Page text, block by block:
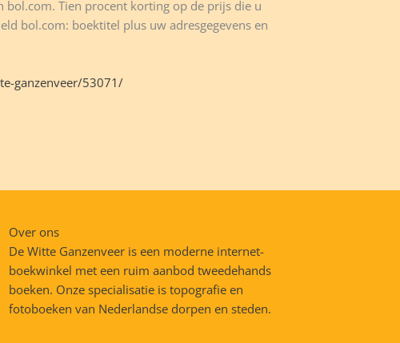
bol.com. Tien procent korting op de prijs die u
bol.com: boektitel plus uw adresgegevens en
ganzenveer/53071/
Over ons
De Witte Ganzenveer is een moderne internet-
boekwinkel met een ruim aanbod tweedehands
boeken. Onze specialisatie is topografie en
fotoboeken van Nederlandse dorpen en steden.